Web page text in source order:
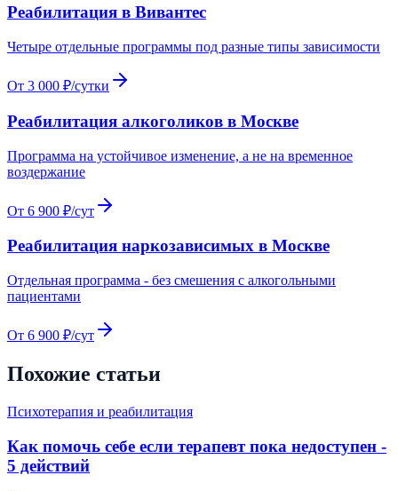
Реабилитация в Вивантес
Четыре отдельные программы под разные типы зависимости
От 3 000 ₽/сутки
Реабилитация алкоголиков в Москве
Программа на устойчивое изменение, а не на временное
воздержание
От 6 900 ₽/сут
Реабилитация наркозависимых в Москве
Отдельная программа - без смешения с алкогольными
пациентами
От 6 900 ₽/сут
Похожие статьи
Психотерапия и реабилитация
Как помочь себе если терапевт пока недоступен -
5 действий